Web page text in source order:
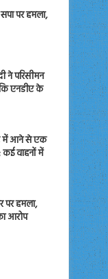
पर हमला,
ने परिसीमन
एनडीए के
में आने से एक
वाहनों में
पर हमला,
आरोप